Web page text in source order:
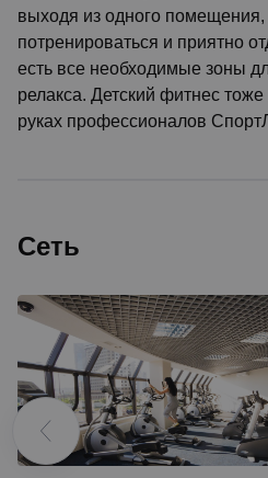
выходя из одного
потренироваться и приятно
есть все необходимые зоны
релакса. Детский фитнес
руках профессионалов
Сеть